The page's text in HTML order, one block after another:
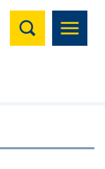
Suchen